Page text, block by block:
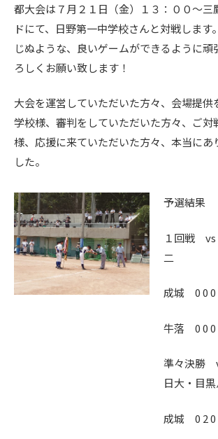
都大会は７月２１日（金）１３：００～三
ドにて、日野第一中学校さんと対戦します
じぬような、良いゲームができるように頑
ろしくお願い致します！
大会を運営していただいた方々、会場提供
学校様、審判をしていただいた方々、ご対
様、応援に来ていただいた方々、本当にあ
した。
予選結果
１回戦
二
成城 0 0 0
牛落 0 0 0
準々決勝
日大・目
成城 0 2